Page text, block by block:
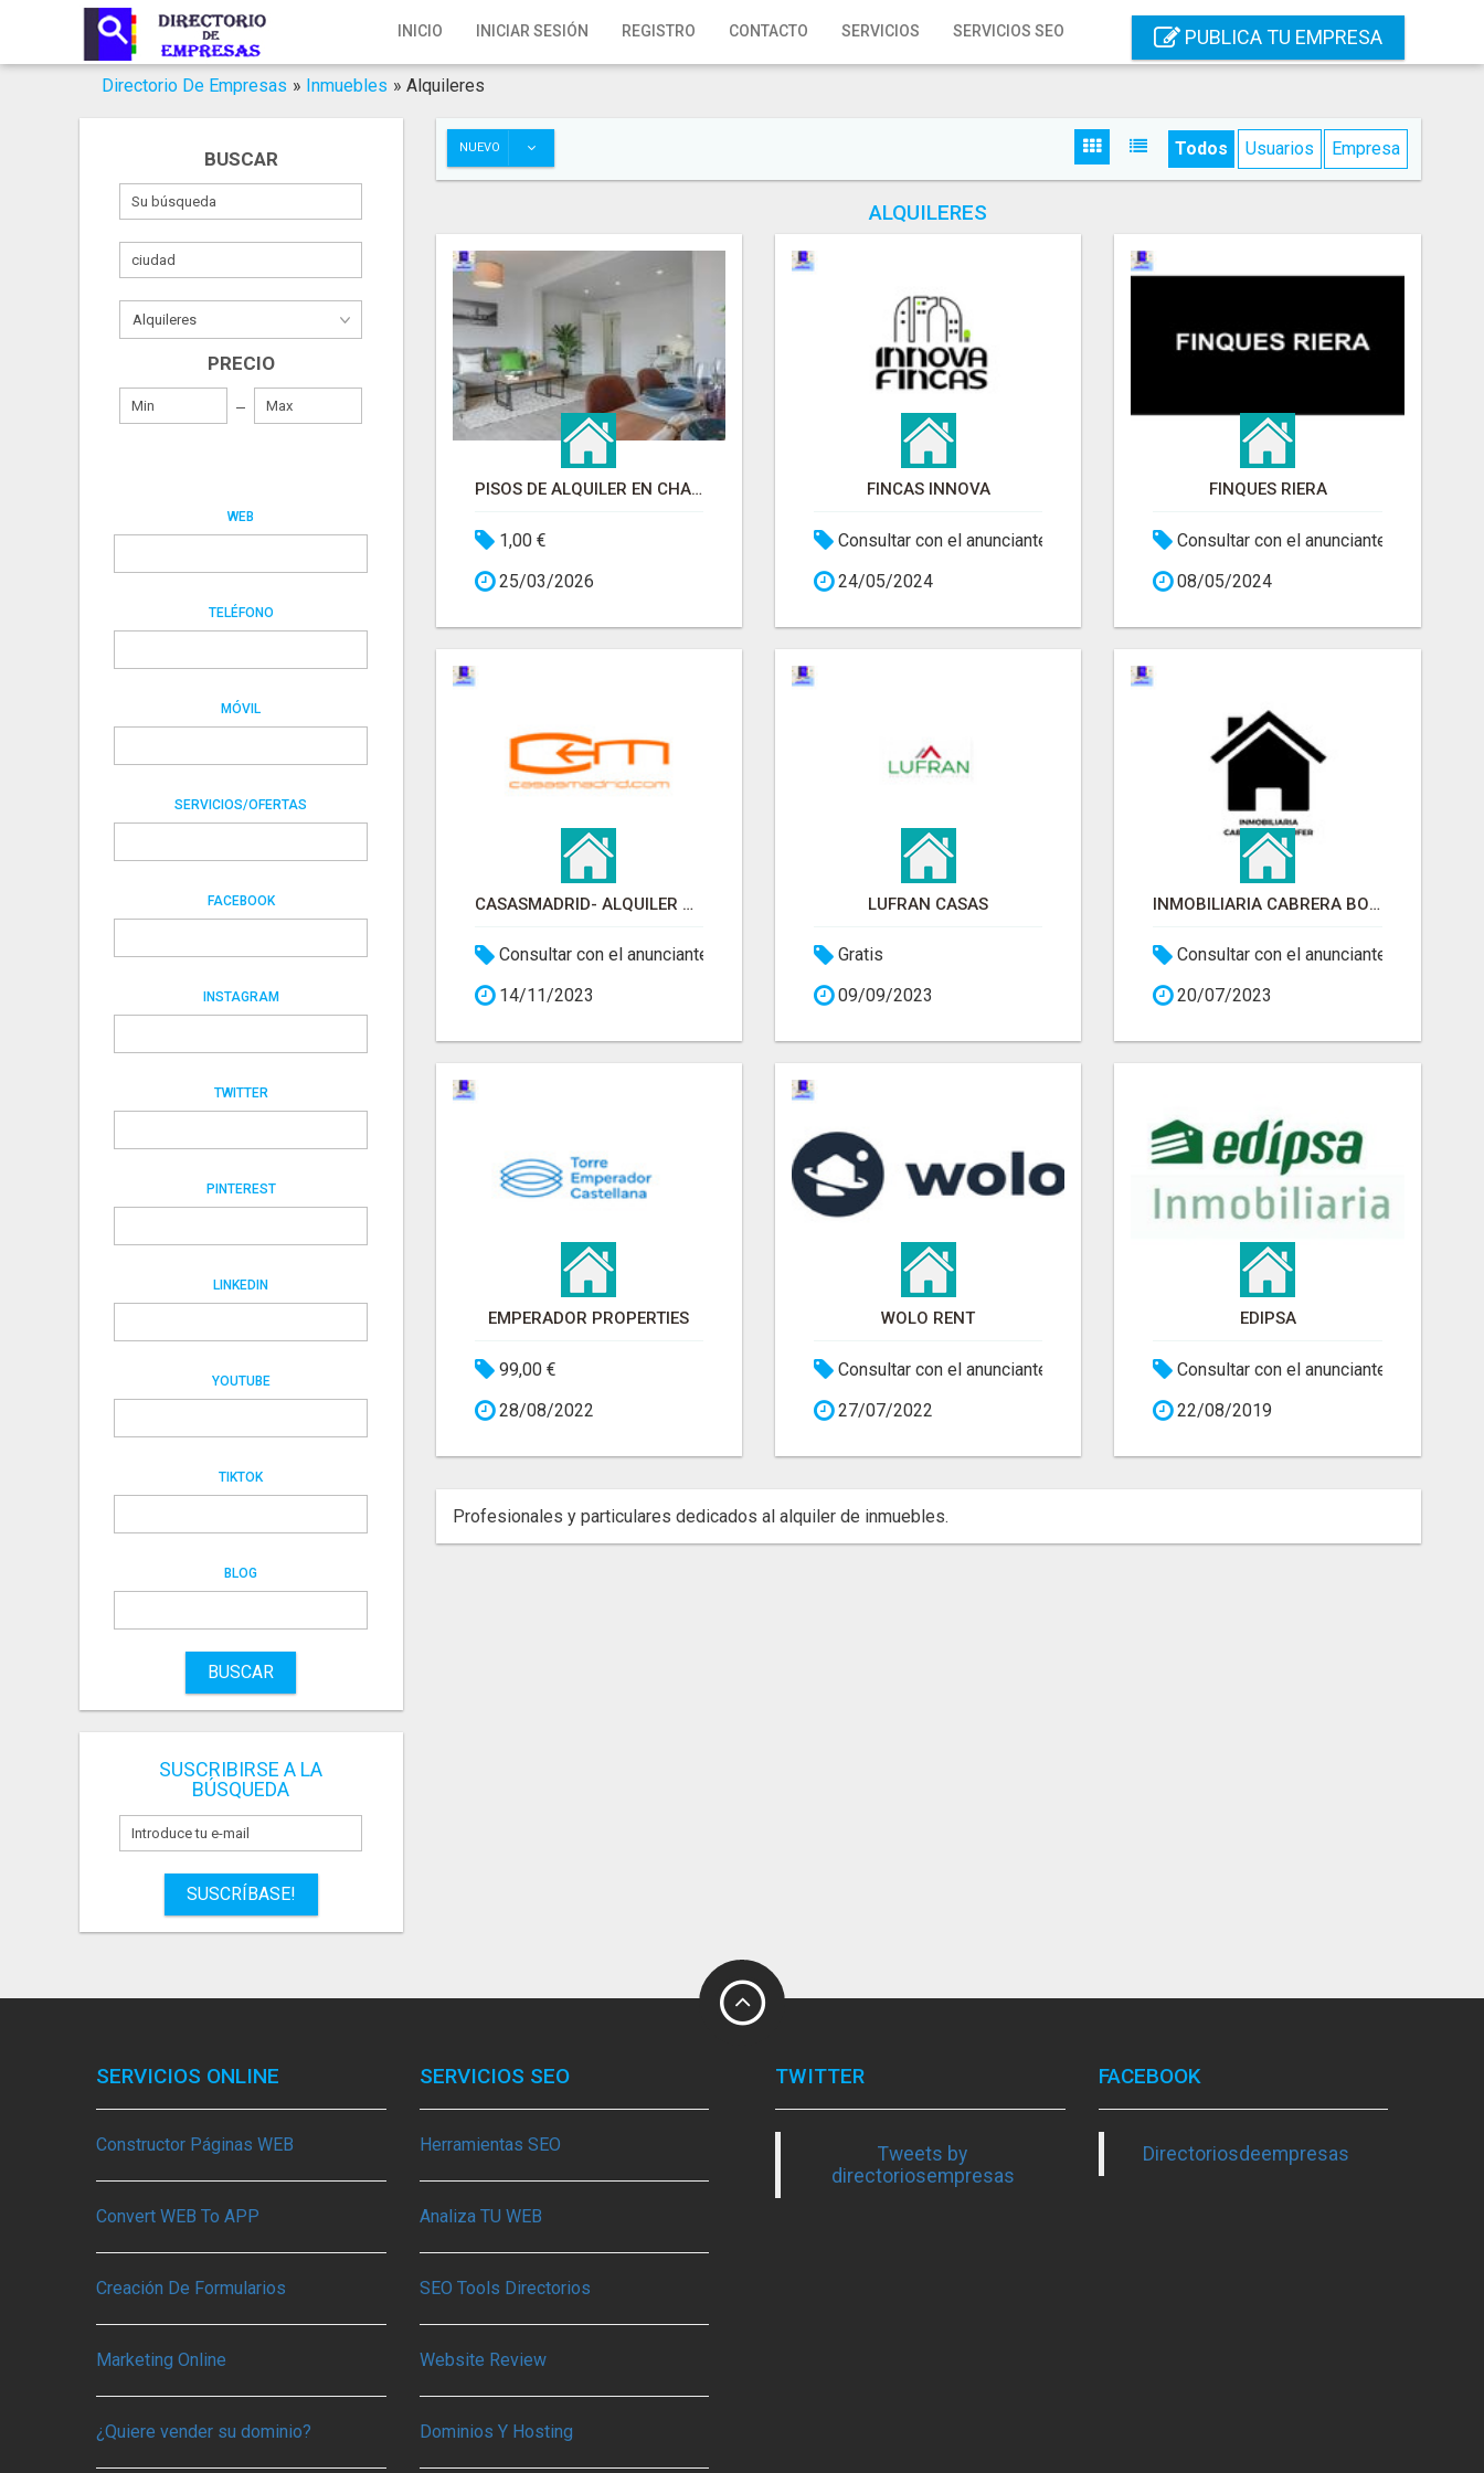
INICIO INICIAR SESIÓN REGISTRO CONTACTO SERVICIOS SERVICIOS SEO PUBLICA TU EMPRESA
Inicio
Iniciar Sesión
Servicios SEO
Publica Tu Empresa
Directorio De Empresas » Inmuebles » Alquileres
BUSCAR
PRECIO
WEB
TELÉFONO
MÓVIL
SERVICIOS/OFERTAS
FACEBOOK
INSTAGRAM
TWITTER
PINTEREST
LINKEDIN
YOUTUBE
TIKTOK
BLOG
BUSCAR
SUSCRIBIRSE A LA
BÚSQUEDA
SUSCRÍBASE!
NUEVO Todos Usuarios Empresa
ALQUILERES
PISOS DE ALQUILER EN CHAMARTÍN
1,00 €
25/03/2026
FINCAS INNOVA
Consultar con el anunciante
24/05/2024
FINQUES RIERA
Consultar con el anunciante
08/05/2024
CASASMADRID- ALQUILER DE PISOS
Consultar con el anunciante
14/11/2023
LUFRAN CASAS
Gratis
09/09/2023
INMOBILIARIA CABRERA BOLUFER
Consultar con el anunciante
20/07/2023
EMPERADOR PROPERTIES
99,00 €
28/08/2022
WOLO RENT
Consultar con el anunciante
27/07/2022
EDIPSA
Consultar con el anunciante
22/08/2019
Profesionales y particulares dedicados al alquiler de inmuebles.
SERVICIOS ONLINE
Constructor Páginas WEB
Convert WEB To APP
Creación De Formularios
Marketing Online
¿Quiere vender su dominio?
SERVICIOS SEO
Herramientas SEO
Analiza TU WEB
SEO Tools Directorios
Website Review
Dominios Y Hosting
TWITTER
Tweets by
directoriosempresas
FACEBOOK
Directoriosdeempresas